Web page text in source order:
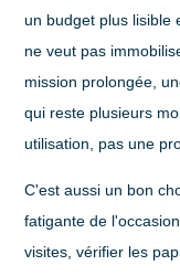
un budget plus lisible
ne veut pas
mission prolongée,
qui reste plusieurs
utilisation, pas une
C'est aussi un bon
fatigante de
visites, vérifier les